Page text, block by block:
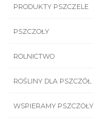
PRODUKTY PSZCZELE
PSZCZOŁY
ROLNICTWO
ROŚLINY DLA PSZCZÓŁ
WSPIERAMY PSZCZOŁY